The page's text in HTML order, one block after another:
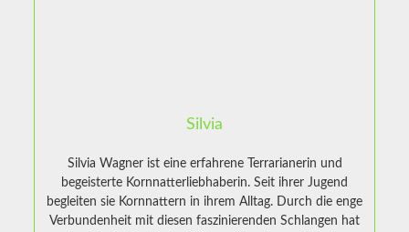
Silvia
Silvia Wagner ist eine erfahrene Terrarianerin und
begeisterte Kornnatterliebhaberin. Seit ihrer Jugend
begleiten sie Kornnattern in ihrem Alltag. Durch die enge
Verbundenheit mit diesen faszinierenden Schlangen hat